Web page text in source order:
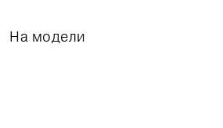
На модели